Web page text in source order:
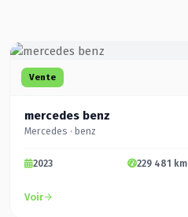
Vente
mercedes benz
Mercedes · benz
2023 229 481 km
Voir